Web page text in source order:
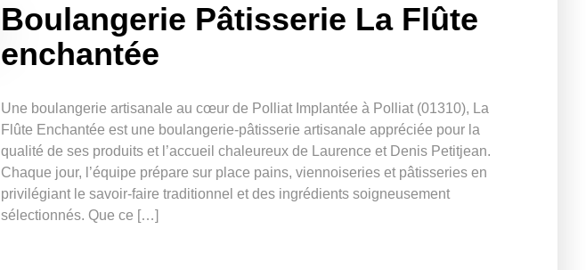
Boulangerie Pâtisserie La Flûte
enchantée
Une boulangerie artisanale au cœur de Polliat Implantée à Polliat (01310), La
Flûte Enchantée est une boulangerie-pâtisserie artisanale appréciée pour la
qualité de ses produits et l’accueil chaleureux de Laurence et Denis Petitjean.
Chaque jour, l’équipe prépare sur place pains, viennoiseries et pâtisseries en
privilégiant le savoir-faire traditionnel et des ingrédients soigneusement
sélectionnés. Que ce […]